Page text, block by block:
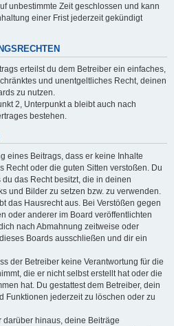
unbestimmte Zeit geschlossen und kann
einer Frist jederzeit gekündigt
erteilst du dem Betreiber ein einfaches,
und unentgeltliches Recht, deinen
zu nutzen.
2, Unterpunkt a bleibt auch nach
bestehen.
eines Beitrags, dass er keine Inhalte
Recht oder die guten Sitten verstoßen. Du
das Recht besitzt, die in deinen
und Bilder zu setzen bzw. zu verwenden.
das Hausrecht aus. Bei Verstößen gegen
oder anderer im Board veröffentlichten
nach Abmahnung zeitweise oder
Boards ausschließen und dir ein
der Betreiber keine Verantwortung für die
die er nicht selbst erstellt hat oder die
hat. Du gestattest dem Betreiber, dein
Funktionen jederzeit zu löschen oder zu
darüber hinaus, deine Beiträge